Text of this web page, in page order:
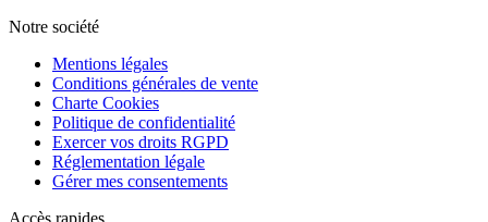
Notre société
Mentions légales
Conditions générales de vente
Charte Cookies
Politique de confidentialité
Exercer vos droits RGPD
Réglementation légale
Gérer mes consentements
Accès rapides